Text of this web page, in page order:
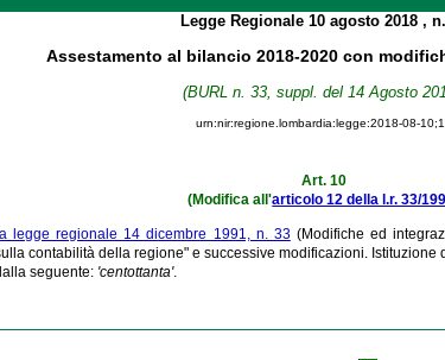
Legge Regionale 10 agosto 2018 ,
Assestamento al bilancio 2018-2020 con
(BURL n. 33, suppl. del 14 Agosto
urn:nir:regione.lombardia:legge:2018-08-
Art. 10
(Modifica all'articolo 12 della l.r. 33/
legge regionale 14 dicembre 1991, n. 33(Modifiche ed
contabilità della regione" e successive modificazioni.
seguente: 'centottanta'.